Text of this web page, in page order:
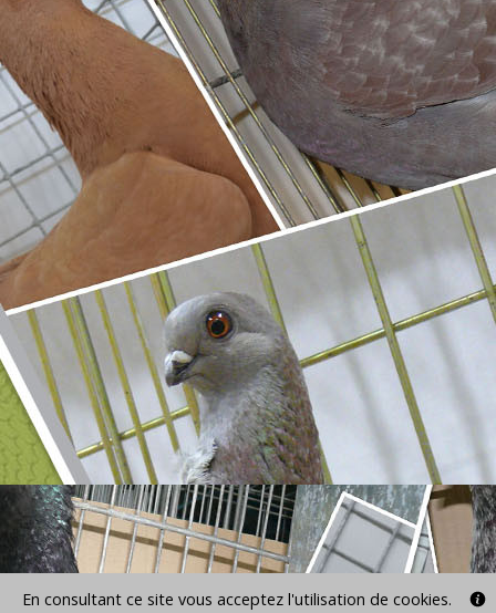
En consultant ce site vous acceptez l'utilisation de cookies.